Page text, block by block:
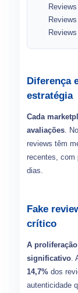
Diferença
estratégia
Cada
avaliações.
reviews têm
recentes, com
dias.
Fake
crítico
A
significativo.
14,7% dos
autenticidade